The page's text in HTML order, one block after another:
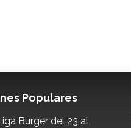
Populares
Burger del 23 al